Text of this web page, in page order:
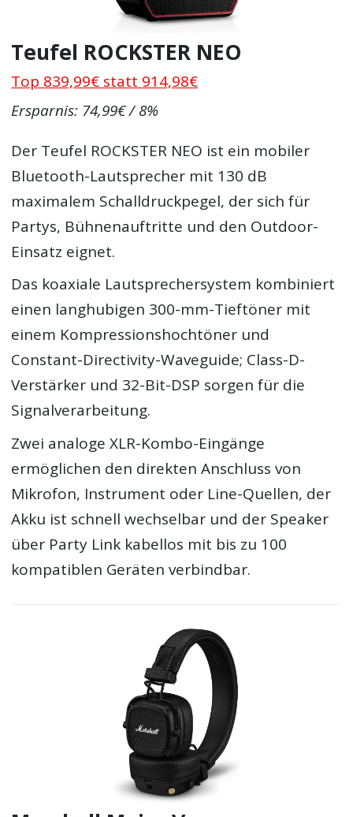
Teufel ROCKSTER NEO
Top 839,99€ statt 914,98€
Ersparnis: 74,99€ / 8%
Der Teufel ROCKSTER NEO ist ein mobiler
Bluetooth-Lautsprecher mit 130 dB
maximalem Schalldruckpegel, der sich für
Partys, Bühnenauftritte und den Outdoor-
Einsatz eignet.
Das koaxiale Lautsprechersystem kombiniert
einen langhubigen 300-mm-Tieftöner mit
einem Kompressionshochtöner und
Constant-Directivity-Waveguide; Class-D-
Verstärker und 32-Bit-DSP sorgen für die
Signalverarbeitung.
Zwei analoge XLR-Kombo-Eingänge
ermöglichen den direkten Anschluss von
Mikrofon, Instrument oder Line-Quellen, der
Akku ist schnell wechselbar und der Speaker
über Party Link kabellos mit bis zu 100
kompatiblen Geräten verbindbar.